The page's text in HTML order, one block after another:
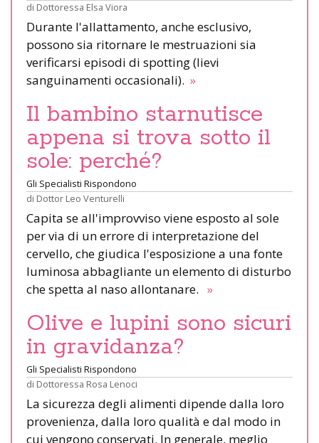
di Dottoressa Elsa Viora
Durante l'allattamento, anche esclusivo,
possono sia ritornare le mestruazioni sia
verificarsi episodi di spotting (lievi
sanguinamenti occasionali). »
Il bambino starnutisce
appena si trova sotto il
sole: perché?
Gli Specialisti Rispondono
di Dottor Leo Venturelli
Capita se all'improvviso viene esposto al sole
per via di un errore di interpretazione del
cervello, che giudica l'esposizione a una fonte
luminosa abbagliante un elemento di disturbo
che spetta al naso allontanare. »
Olive e lupini sono sicuri
in gravidanza?
Gli Specialisti Rispondono
di Dottoressa Rosa Lenoci
La sicurezza degli alimenti dipende dalla loro
provenienza, dalla loro qualità e dal modo in
cui vengono conservati. In generale, meglio